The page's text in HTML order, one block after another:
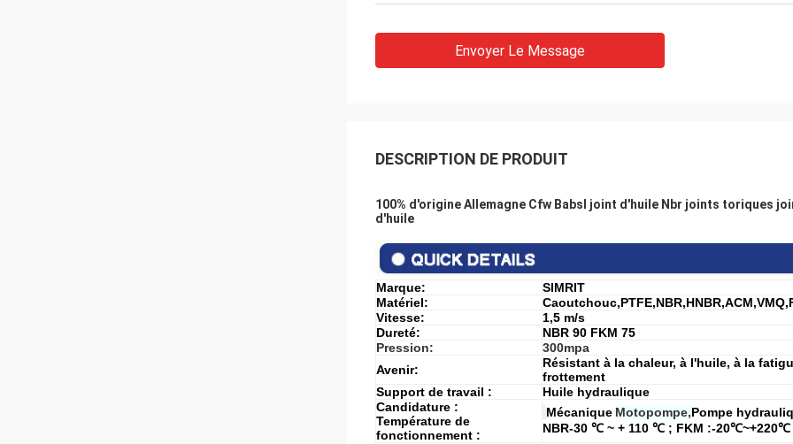
Envoyer Le Message
DESCRIPTION DE PRODUIT
100% d'origine Allemagne Cfw Babsl joint d'huile Nbr joints toriques
d'huile
Marque:
SIMRIT
Matériel:
Caoutchouc,PTFE,N
Vitesse:
1,5 m/s
Dureté:
NBR 90 FKM 75
Pression:
300mpa
Avenir:
Résistant à la chaleur, à l'huile, à la
frottement
Support de travail :
Huile hydraulique
Candidature :
Température de
fonctionnement :
Mécanique Motopompe,Pompe
NBR-30 ℃ ~ + 110 ℃ ; FKM :-20℃~+220℃